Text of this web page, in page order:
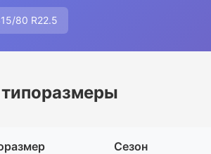
80 R22.5
Сезон